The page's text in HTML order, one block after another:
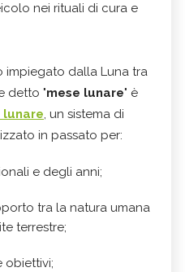
nei rituali di cura e
impiegato dalla Luna tra
detto "mese lunare" è
, un sistema di
in passato per:
e degli anni;
tra la natura umana
terrestre;
obiettivi;